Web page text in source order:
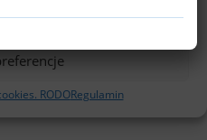
RODORegulamin